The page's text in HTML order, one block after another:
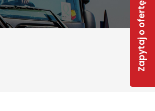
Zapytaj o ofertę